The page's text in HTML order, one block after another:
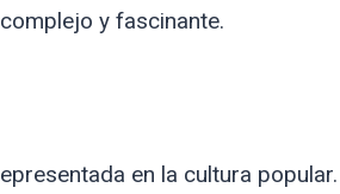
y fascinante.
en la cultura popular.